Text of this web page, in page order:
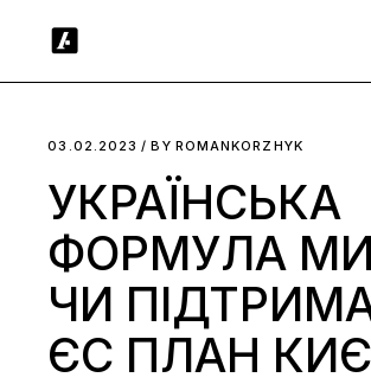
03.02.2023 BY ROMANKORZHYK
УКРАЇНСЬКА
ФОРМУЛА
ЧИ
ЄС ПЛАН